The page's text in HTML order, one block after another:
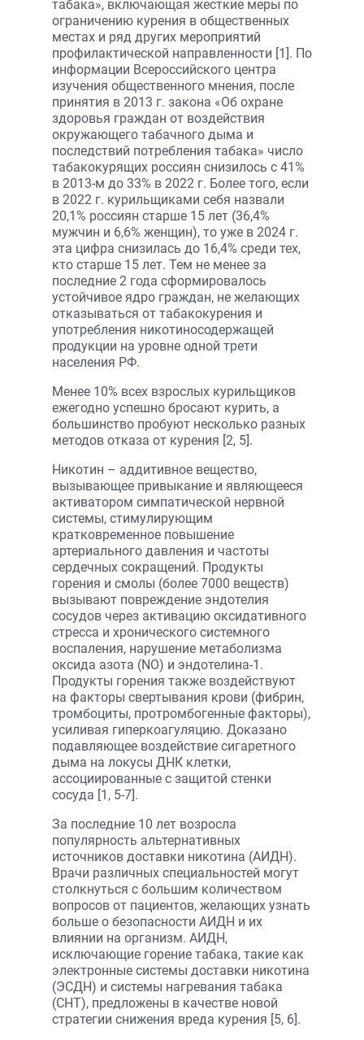
табака», включающая жесткие меры по
ограничению курения в общественных
местах и ряд других мероприятий
профилактической направленности [1]. По
информации Всероссийского центра
изучения общественного мнения, после
принятия в 2013 г. закона «Об охране
здоровья граждан от воздействия
окружающего табачного дыма и
последствий потребления табака» число
табакокурящих россиян снизилось с 41%
в 2013-м до 33% в 2022 г. Более того, если
в 2022 г. курильщиками себя назвали
20,1% россиян старше 15 лет (36,4%
мужчин и 6,6% женщин), то уже в 2024 г.
эта цифра снизилась до 16,4% среди тех,
кто старше 15 лет. Тем не менее за
последние 2 года сформировалось
устойчивое ядро граждан, не желающих
отказываться от табакокурения и
употребления никотиносодержащей
продукции на уровне одной трети
населения РФ.
Менее 10% всех взрослых курильщиков
ежегодно успешно бросают курить, а
большинство пробуют несколько разных
методов отказа от курения [2, 5].
Никотин – аддитивное вещество,
вызывающее привыкание и являющееся
активатором симпатической нервной
системы, стимулирующим
кратковременное повышение
артериального давления и частоты
сердечных сокращений. Продукты
горения и смолы (более 7000 веществ)
вызывают повреждение эндотелия
сосудов через активацию оксидативного
стресса и хронического системного
воспаления, нарушение метаболизма
оксида азота (NO) и эндотелина-1.
Продукты горения также воздействуют
на факторы свертывания крови (фибрин,
тромбоциты, протромбогенные факторы),
усиливая гиперкоагуляцию. Доказано
подавляющее воздействие сигаретного
дыма на локусы ДНК клетки,
ассоциированные с защитой стенки
сосуда [1, 5-7].
За последние 10 лет возросла
популярность альтернативных
источников доставки никотина (АИДН).
Врачи различных специальностей могут
столкнуться с большим количеством
вопросов от пациентов, желающих узнать
больше о безопасности АИДН и их
влиянии на организм. АИДН,
исключающие горение табака, такие как
электронные системы доставки никотина
(ЭСДН) и системы нагревания табака
(СНТ), предложены в качестве новой
стратегии снижения вреда курения [5, 6].